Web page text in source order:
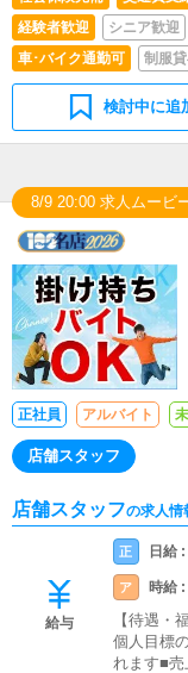
経験者歓迎
シニア歓迎
車･バイク通勤可
制服
検討中に追
8/9 20:00 求人ムービ
正社員 アルバイト
店舗スタッフ
店舗スタッフの求人情
給与
正 日給 :
ア 時給 :
【待遇・
個人目標
れます■